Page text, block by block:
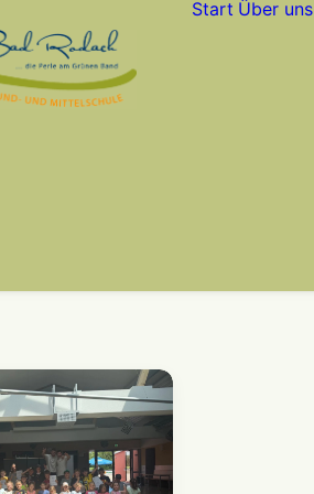
Start Über uns